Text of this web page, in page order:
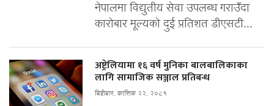
नेपालमा विद्युतीय सेवा उपलब्ध गराउँदा
कारोबार मूल्यको दुई प्रतिशत डीएसटी...
अष्ट्रेलियामा १६ वर्ष मुनिका बालबालिकाका
लागि सामाजिक सञ्जाल प्रतिबन्ध
बिहीबार, कात्तिक २२, २०८१